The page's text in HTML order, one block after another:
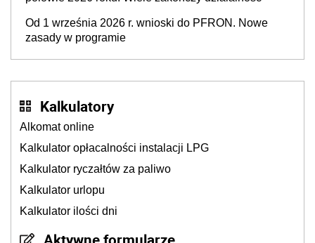
Od 1 września 2026 r. wnioski do PFRON. Nowe
zasady w programie
Kalkulatory
Alkomat online
Kalkulator opłacalności instalacji LPG
Kalkulator ryczałtów za paliwo
Kalkulator urlopu
Kalkulator ilości dni